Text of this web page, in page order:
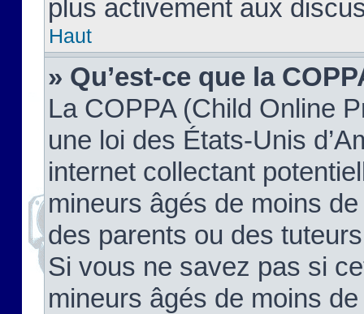
plus activement aux
Haut
» Qu’est-ce que la
La COPPA (Child Online
une loi des États-Unis
internet collectant
mineurs âgés de moins
des parents ou des
Si vous ne savez pas si
mineurs âgés de moins